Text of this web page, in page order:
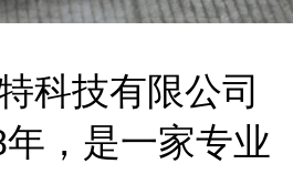
科技有限公司
年，是一家专业